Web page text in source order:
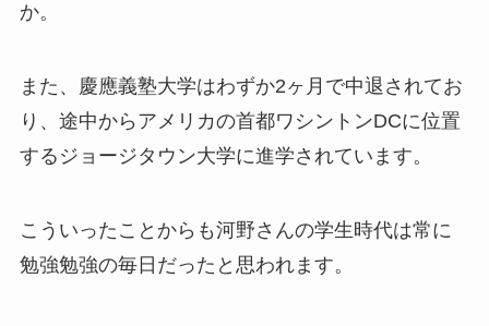
か。
また、慶應義塾大学はわずか2ヶ月で中退されてお
り、途中からアメリカの首都ワシントンDCに位置
するジョージタウン大学に進学されています。
こういったことからも河野さんの学生時代は常に
勉強勉強の毎日だったと思われます。